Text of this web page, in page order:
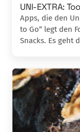
UNI-EXTRA:
Apps, die den
to Go“ legt den
Snacks. Es geht